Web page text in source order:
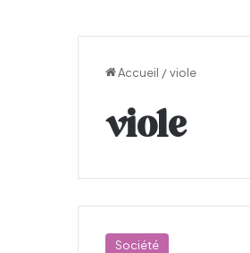
Accueil /viole
viole
Société